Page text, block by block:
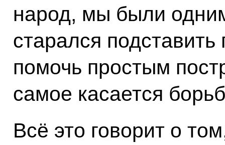
народ, мы были
старался
помочь простым
самое касается
Всё это говорит о